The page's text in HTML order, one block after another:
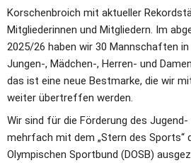
Korschenbroich mit aktueller
Mitgliederinnen und Mitgliedern. Im
2025/26 haben wir 30 Mannschaften
Jungen-, Mädchen-, Herren- und
das ist eine neue Bestmarke, die wir
weiter übertreffen werden.
Wir sind für die Förderung des
mehrfach mit dem „Stern des Sports“
Olympischen Sportbund (DOSB)